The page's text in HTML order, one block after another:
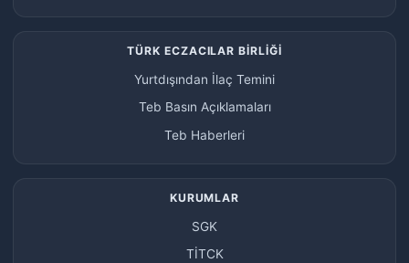
TÜRK ECZACILAR BİRLİĞİ
Yurtdışından İlaç Temini
Teb Basın Açıklamaları
Teb Haberleri
KURUMLAR
SGK
TİTCK